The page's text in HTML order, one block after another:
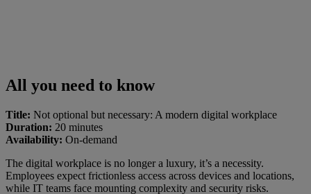
All you need to know
Title: Not optional but necessary: A modern digital workplace
Duration: 20 minutes
Availability: On-demand
The digital workplace is no longer a luxury, it’s a necessity.
Employees expect frictionless access across devices and locations,
while IT teams face mounting complexity and security risks.